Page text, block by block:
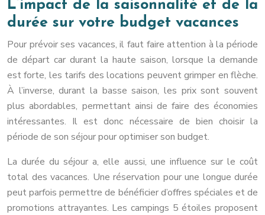
L’impact de la saisonnalité et de la
durée sur votre budget vacances
Pour prévoir ses vacances, il faut faire attention à la période
de départ car durant la haute saison, lorsque la demande
est forte, les tarifs des locations peuvent grimper en flèche.
À l’inverse, durant la basse saison, les prix sont souvent
plus abordables, permettant ainsi de faire des économies
intéressantes. Il est donc nécessaire de bien choisir la
période de son séjour pour optimiser son budget.
La durée du séjour a, elle aussi, une influence sur le coût
total des vacances. Une réservation pour une longue durée
peut parfois permettre de bénéficier d’offres spéciales et de
promotions attrayantes. Les campings 5 étoiles proposent